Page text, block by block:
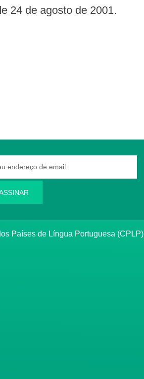
24 de agosto de 2001.
Países de Língua Portuguesa (CPLP)